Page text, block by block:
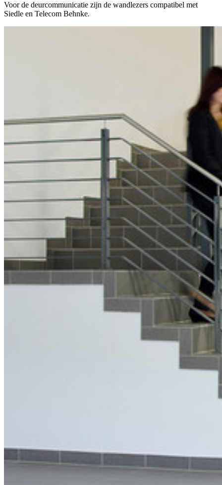
Voor de deurcommunicatie zijn de wandlezers compatibel met
Siedle en Telecom Behnke.